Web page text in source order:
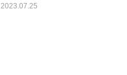
2023.07.25